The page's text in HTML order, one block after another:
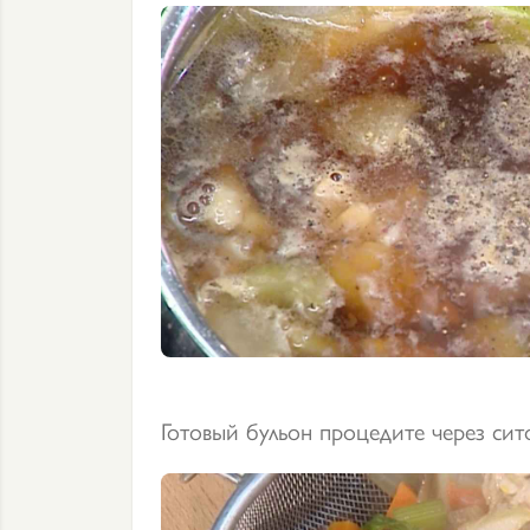
Готовый бульон процедите через